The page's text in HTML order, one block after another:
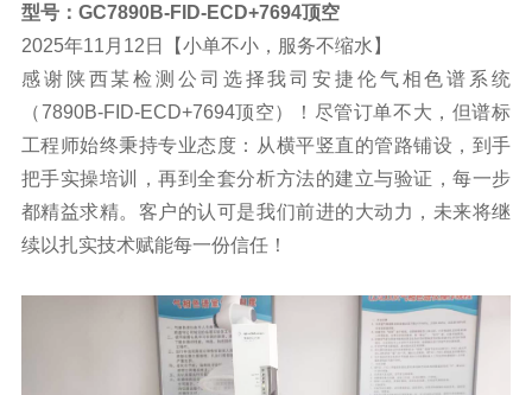
型号： GC7890B-FID-ECD+7694顶空
2025年11月12日【小单不小，服务不缩水】
感谢陕西某检测公司选择我司安捷伦气相色谱系统
（7890B-FID-ECD+7694顶空）！尽管订单不大，但谱标
工程师始终秉持专业态度：从横平竖直的管路铺设，到手
把手实操培训，再到全套分析方法的建立与验证，每一步
都精益求精。客户的认可是我们前进的大动力，未来将继
续以扎实技术赋能每一份信任！